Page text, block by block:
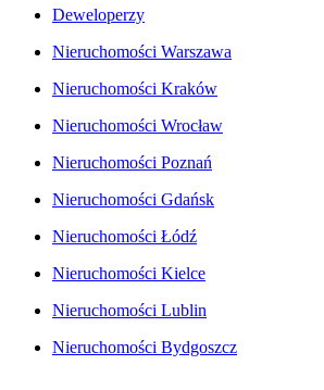
Deweloperzy
Nieruchomości Warszawa
Nieruchomości Kraków
Nieruchomości Wrocław
Nieruchomości Poznań
Nieruchomości Gdańsk
Nieruchomości Łódź
Nieruchomości Kielce
Nieruchomości Lublin
Nieruchomości Bydgoszcz